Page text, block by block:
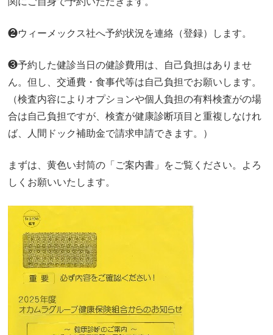
❷ウィーメックス社へ予約状況を連絡（登録）します。
❸予約した健診当日の健診費用は、自己負担はありませ
ん。但し、交通費・食事代等は自己負担でお願いします。
（検査内容によりオプションや個人負担の有料検査がの場
合は自己負担ですが、検査が健康診断項目と重複しなけれ
ば、人間ドック補助金で請求申請できます。）
まずは、黄色い封筒の「ご案内書」をご覧ください。よろ
しくお願いいたします。